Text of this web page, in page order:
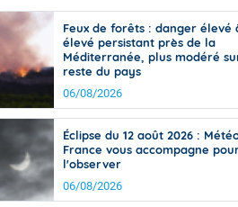
de
Phénomènes dangereux de
Avertissement pluies
des communes (Apic)
Bulletins Marine
d'avalanche
Météo des forêts
Vigicrues
Feux de forêts : danger élevé
élevé persistant près de la
Méditerranée, plus modéré
reste du pays
06/08/2026
Éclipse du 12 août 2026 :
France vous accompagne
l'observer
06/08/2026